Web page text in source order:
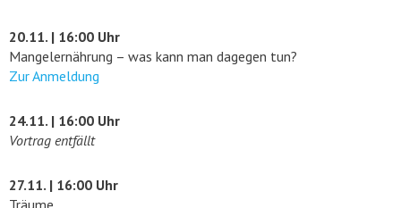
20.11. | 16:00 Uhr
Mangelernährung – was kann man dagegen tun?
Zur Anmeldung
24.11. | 16:00 Uhr
Vortrag entfällt
27.11. | 16:00 Uhr
Träume